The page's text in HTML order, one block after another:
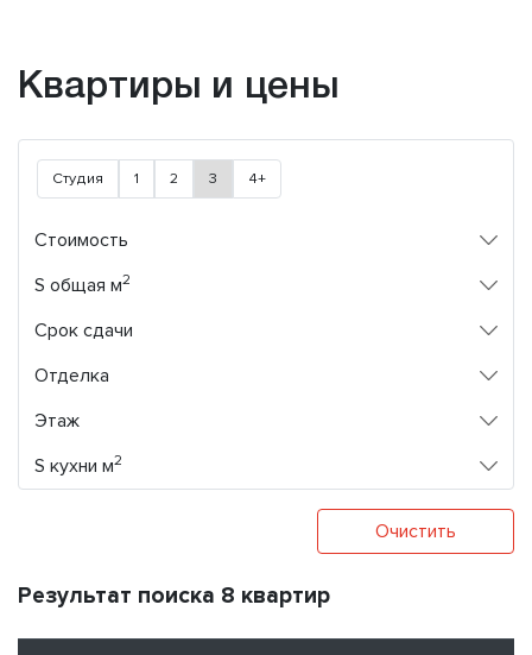
Квартиры и цены
Студия 1 2 3 4+
Стоимость
S общая м2
Срок сдачи
Отделка
Этаж
S кухни м2
Очистить
Результат поиска 8 квартир